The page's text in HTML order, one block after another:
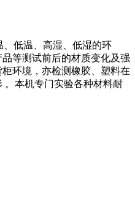
、低温、高湿、低湿的环
等测试前后的材质变化及强
环境，亦检测橡胶、塑料在
。本机专门实验各种材料耐